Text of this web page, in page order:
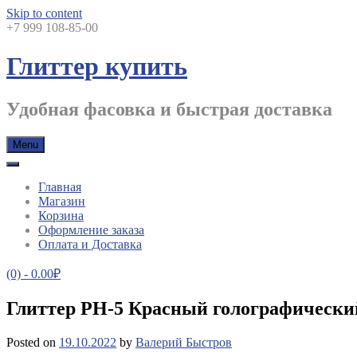
Skip to content
+7 999 108-85-00
Глиттер купить
Удобная фасовка и быстрая доставка
Menu
Главная
Магазин
Корзина
Оформление заказа
Оплата и Доставка
(0) - 0.00₽
Глиттер PH-5 Красный
Posted on 19.10.2022 by Валерий Быстров